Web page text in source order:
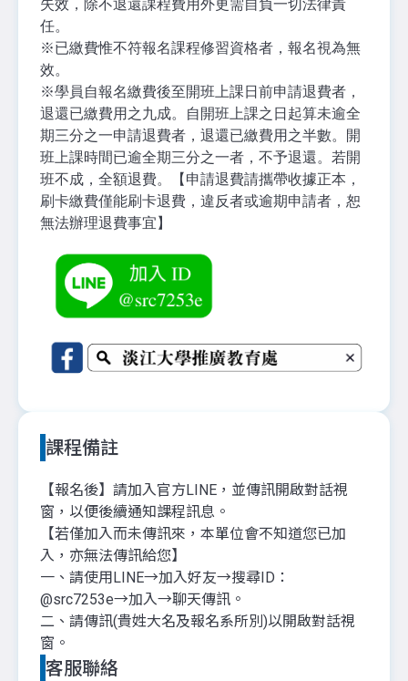
失效，除不退還課程費用外更需自負一切法律責
任。
※已繳費惟不符報名課程修習資格者，報名視為無
效。
※學員自報名繳費後至開班上課日前申請退費者，
退還已繳費用之九成。自開班上課之日起算未逾全
期三分之一申請退費者，退還已繳費用之半數。開
班上課時間已逾全期三分之一者，不予退還。若開
班不成，全額退費。【申請退費請攜帶收據正本，
刷卡繳費僅能刷卡退費，違反者或逾期申請者，恕
無法辦理退費事宜】
課程備註
【報名後】請加入官方LINE，並傳訊開啟對話視
窗，以便後續通知課程訊息。
【若僅加入而未傳訊來，本單位會不知道您已加
入，亦無法傳訊給您】
一、請使用LINE→加入好友→搜尋ID：
@src7253e→加入→聊天傳訊。
二、請傳訊(貴姓大名及報名系所別)以開啟對話視
窗。
客服聯絡